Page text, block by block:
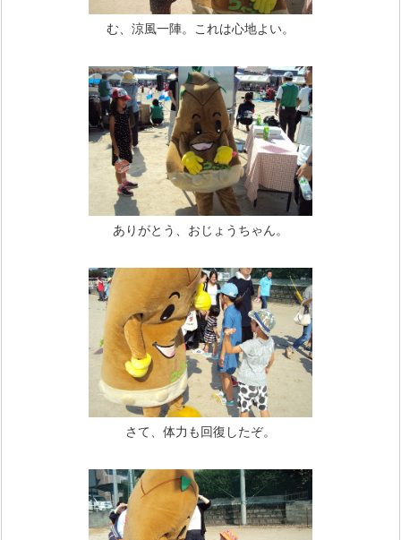
む、涼風一陣。これは心地よい。
ありがとう、おじょうちゃん。
さて、体力も回復したぞ。